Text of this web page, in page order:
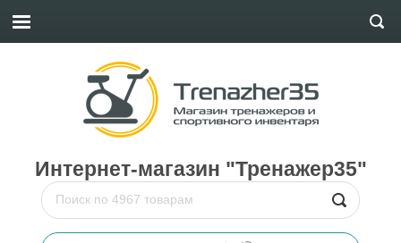
Интернет-магазин "Тренажер35"